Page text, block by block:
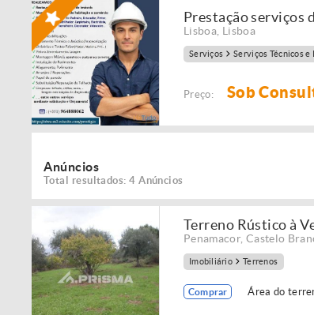
Prestação serviços
Lisboa Lisboa
Serviços Serviços Técnicos e
Preço: Sob
Anúncios
Total resultados: 4 Anúncios
Terreno Rústico à
Penamacor, Castelo
Imobiliário Terrenos
Comprar Área do